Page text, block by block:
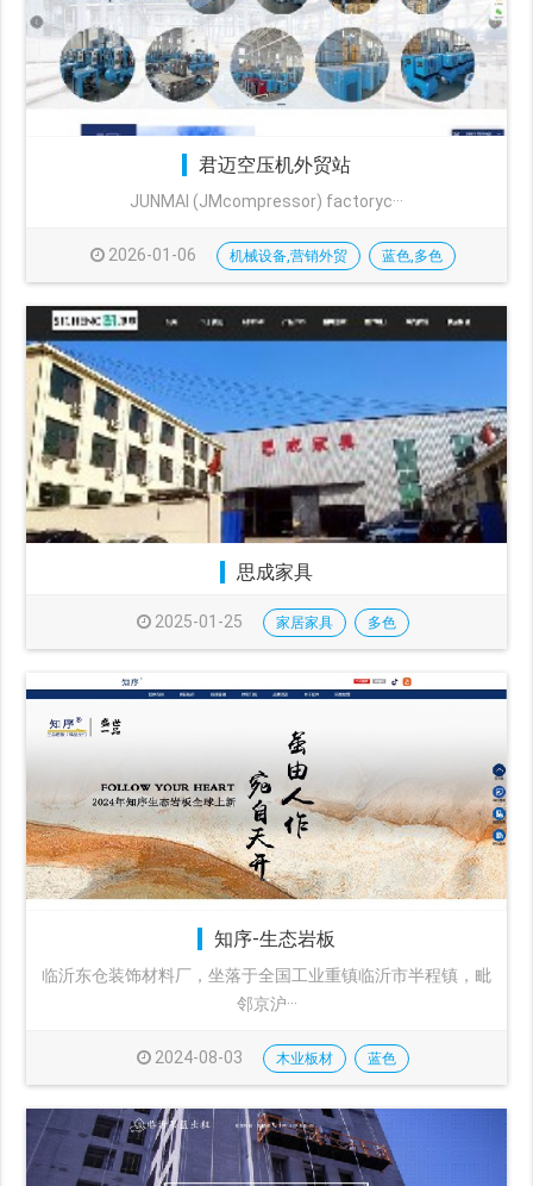
君迈空压机外贸站
JUNMAI (JMcompressor) factoryc···
2026-01-06 机械设备,营销外贸 蓝色,多色
思成家具
2025-01-25 家居家具 多色
知序-生态岩板
临沂东仓装饰材料厂，坐落于全国工业重镇临沂市半程镇，毗
邻京沪···
2024-08-03 木业板材 蓝色